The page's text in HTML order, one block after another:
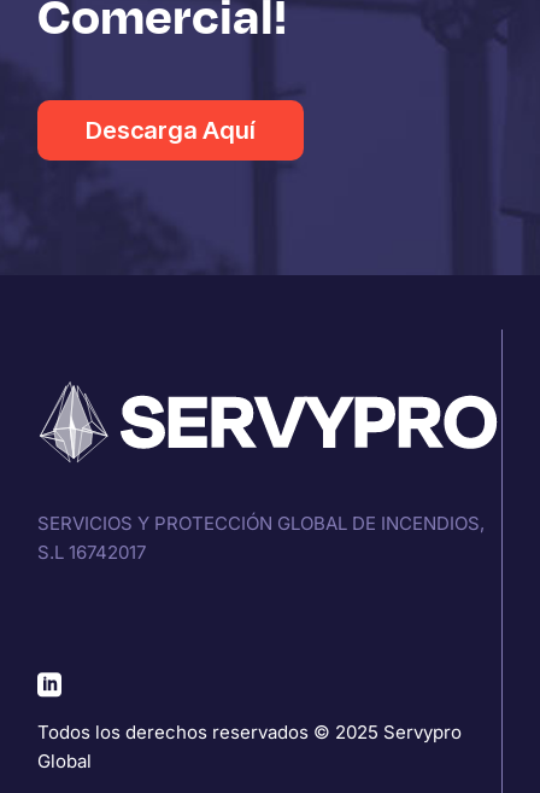
Comercial!
Descarga Aquí
SERVICIOS Y PROTECCIÓN GLOBAL DE INCENDIOS,
S.L 16742017
Todos los derechos reservados © 2025 Servypro
Global